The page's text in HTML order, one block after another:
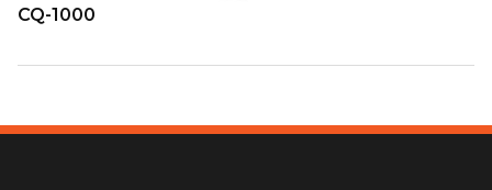
CQ-1000